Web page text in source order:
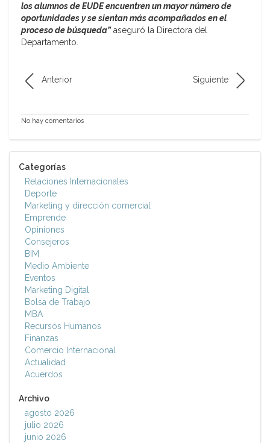
los alumnos de EUDE encuentren un mayor número de
oportunidades y se sientan más acompañados en el
proceso de búsqueda”aseguró la Directora del
Departamento.
Anterior Siguiente
No hay comentarios
Categorías
Relaciones Internacionales
Deporte
Marketing y dirección comercial
Emprende
Opiniones
Consejeros
BIM
Medio Ambiente
Eventos
Marketing Digital
Bolsa de Trabajo
MBA
Recursos Humanos
Finanzas
Comercio Internacional
Actualidad
Acuerdos
Archivo
agosto 2026
julio 2026
junio 2026